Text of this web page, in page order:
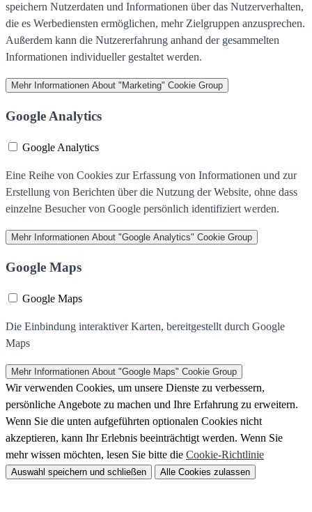
speichern Nutzerdaten und Informationen über das Nutzerverhalten,
die es Werbediensten ermöglichen, mehr Zielgruppen anzusprechen.
Außerdem kann die Nutzererfahrung anhand der gesammelten
Informationen individueller gestaltet werden.
Mehr Informationen About "Marketing" Cookie Group
Google Analytics
Google Analytics
Eine Reihe von Cookies zur Erfassung von Informationen und zur
Erstellung von Berichten über die Nutzung der Website, ohne dass
einzelne Besucher von Google persönlich identifiziert werden.
Mehr Informationen About "Google Analytics" Cookie Group
Google Maps
Google Maps
Die Einbindung interaktiver Karten, bereitgestellt durch Google
Maps
Mehr Informationen About "Google Maps" Cookie Group
Wir verwenden Cookies, um unsere Dienste zu verbessern,
persönliche Angebote zu machen und Ihre Erfahrung zu erweitern.
Wenn Sie die unten aufgeführten optionalen Cookies nicht
akzeptieren, kann Ihr Erlebnis beeinträchtigt werden. Wenn Sie
mehr wissen möchten, lesen Sie bitte die Cookie-Richtlinie
Auswahl speichern und schließen Alle Cookies zulassen